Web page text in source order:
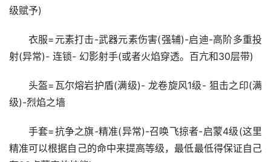
技能插法：武器=元素打击-火焰穿透-弹幕辅(异常)20
品 - 武器元素伤害(强辅)-启迪 分歧- 元素集中强辅(或者4
级赋予)
衣服=元素打击-武器元素伤害(强辅)-启迪-高阶多重投
射(异常)- 连锁- 幻影射手(或者火焰穿透。百亢和30层带)
头盔=瓦尔熔岩护盾(满级)- 龙卷旋风1级- 狙击之印(满
级)-烈焰之墙